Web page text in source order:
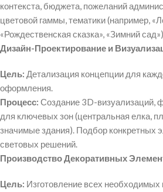
контекста, бюджета, пожеланий
цветовой гаммы, тематики (например,
«Рождественская сказка», «Зимний
Дизайн-Проектирование и
Цель: Детализация концепции для
оформления.
Процесс: Создание 3D-визуализаций,
для ключевых зон (центральная елка,
значимые здания). Подбор конкретных
световых решений.
Производство Декоративных
Цель: Изготовление всех необходимых